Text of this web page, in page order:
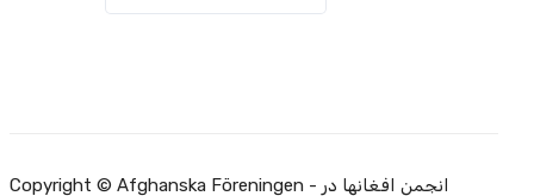
Copyright © Afghanska Föreningen - انجمن افغانها در